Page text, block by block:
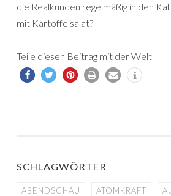
die Realkunden regelmäßig in den
mit Kartoffelsalat?
Teile diesen Beitrag mit der Welt
SCHLAGWÖRTER
ABENDSCHAU ATOMKRAFT